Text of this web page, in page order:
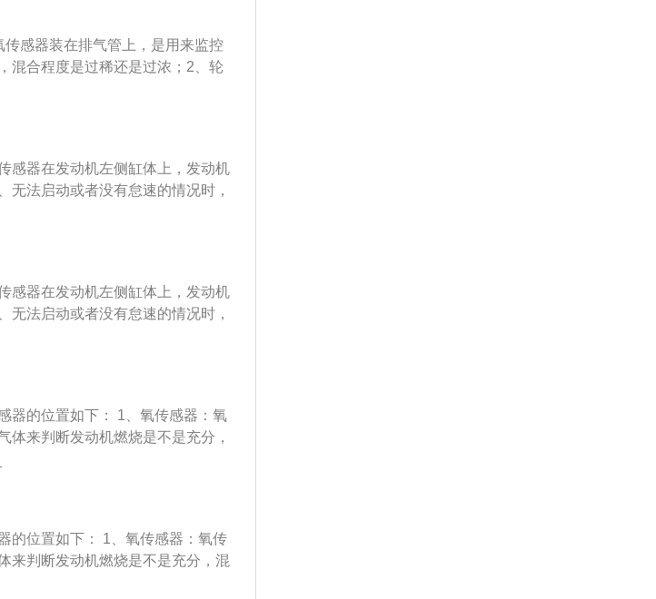
同，所安装的位置不相同。
感器损坏，ABS会失效；3、水温
却水温度转换为电信号，当低温时
燃，推迟点火提前角；4、进气压
传感器顾名思义就是随着发动机不
，转换成电压信号，供ECU修正喷
感器装在排气管上，是用来监控
混合程度是过稀还是过浓；2、轮
是收集汽车的转速来判断汽车有没
感器在发动机左侧缸体上，发动机
无法启动或者没有怠速的情况时，
置传感器的拆装方法如下： 1、拆
，拆下曲轴位置传感器安装螺栓；
导线线束的夹箍； 4、安装时，把
使端面齐平； 5、安装并拧紧曲轴
定到变速箱的二个螺栓是特制的，
允许装用其他螺栓代替特制的螺
发动机下端和变速器之间的地方。
感器在发动机左侧缸体上，发动机
无法启动或者没有怠速的情况时，
置传感器的拆装方法如下： 1、拆
，拆下曲轴位置传感器安装螺栓；
导线线束的夹箍；4、安装时，把
使端面齐平； 5、安装并拧紧曲轴
定到变速箱的二个螺栓是特制的，
允许装用其他螺栓代替特制的螺
器的位置如下： 1、氧传感器：氧
体来判断发动机燃烧是不是充分，
速传感器一般在前轮刹车盘，它
每个车轮的轮毂上，而一旦传感
感器般安在节温器旁边，将冷却水
增大点火提前角，高温时防爆燃，
安装在节气门边上，进气压力传感
应一系列的电阻和压力变化，转
的位置如下： 1、氧传感器：氧传
来判断发动机燃烧是不是充分，混
传感器一般在前轮刹车盘，它主